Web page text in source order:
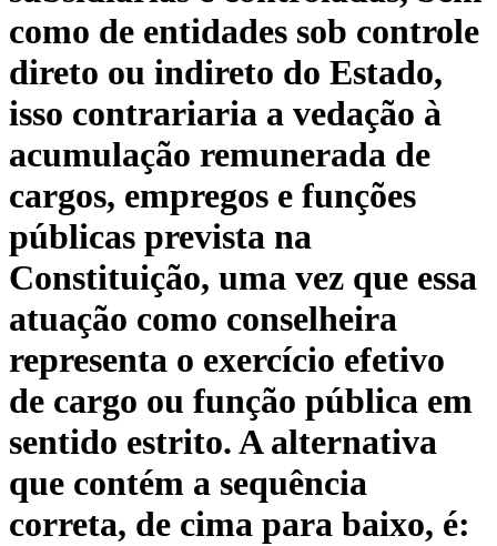
como de entidades sob controle
direto ou indireto do Estado,
isso contrariaria a vedação à
acumulação remunerada de
cargos, empregos e funções
públicas prevista na
Constituição, uma vez que essa
atuação como conselheira
representa o exercício efetivo
de cargo ou função pública em
sentido estrito. A alternativa
que contém a sequência
correta, de cima para baixo, é: